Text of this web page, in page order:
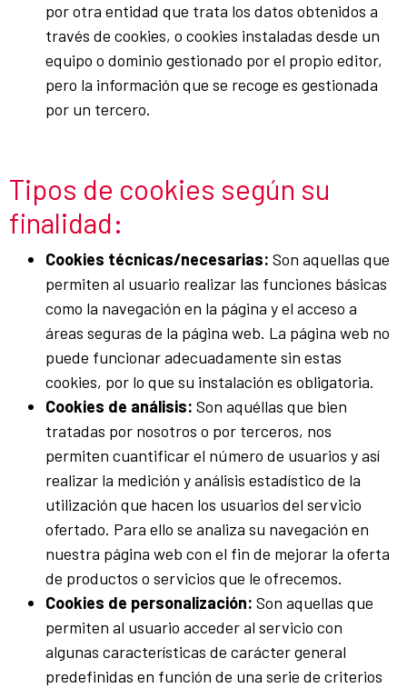
por otra entidad que trata los datos obtenidos a
través de cookies, o cookies instaladas desde un
equipo o dominio gestionado por el propio editor,
pero la información que se recoge es gestionada
por un tercero.
Tipos de cookies según su
finalidad:
Cookies técnicas/necesarias: Son aquellas que
permiten al usuario realizar las funciones básicas
como la navegación en la página y el acceso a
áreas seguras de la página web. La página web no
puede funcionar adecuadamente sin estas
cookies, por lo que su instalación es obligatoria.
Cookies de análisis: Son aquéllas que bien
tratadas por nosotros o por terceros, nos
permiten cuantificar el número de usuarios y así
realizar la medición y análisis estadístico de la
utilización que hacen los usuarios del servicio
ofertado. Para ello se analiza su navegación en
nuestra página web con el fin de mejorar la oferta
de productos o servicios que le ofrecemos.
Cookies de personalización: Son aquellas que
permiten al usuario acceder al servicio con
algunas características de carácter general
predefinidas en función de una serie de criterios